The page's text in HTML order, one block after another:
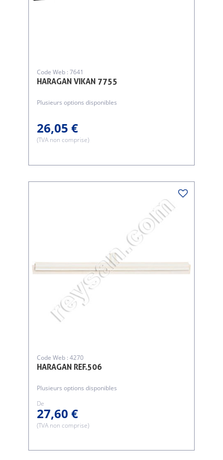
HARAGAN VIKAN 7755
Code Web : 7641
Plusieurs options disponibles
26,05 €
(TVA non comprise)
HARAGAN REF.506
Code Web : 4270
Plusieurs options disponibles
De
27,60 €
(TVA non comprise)